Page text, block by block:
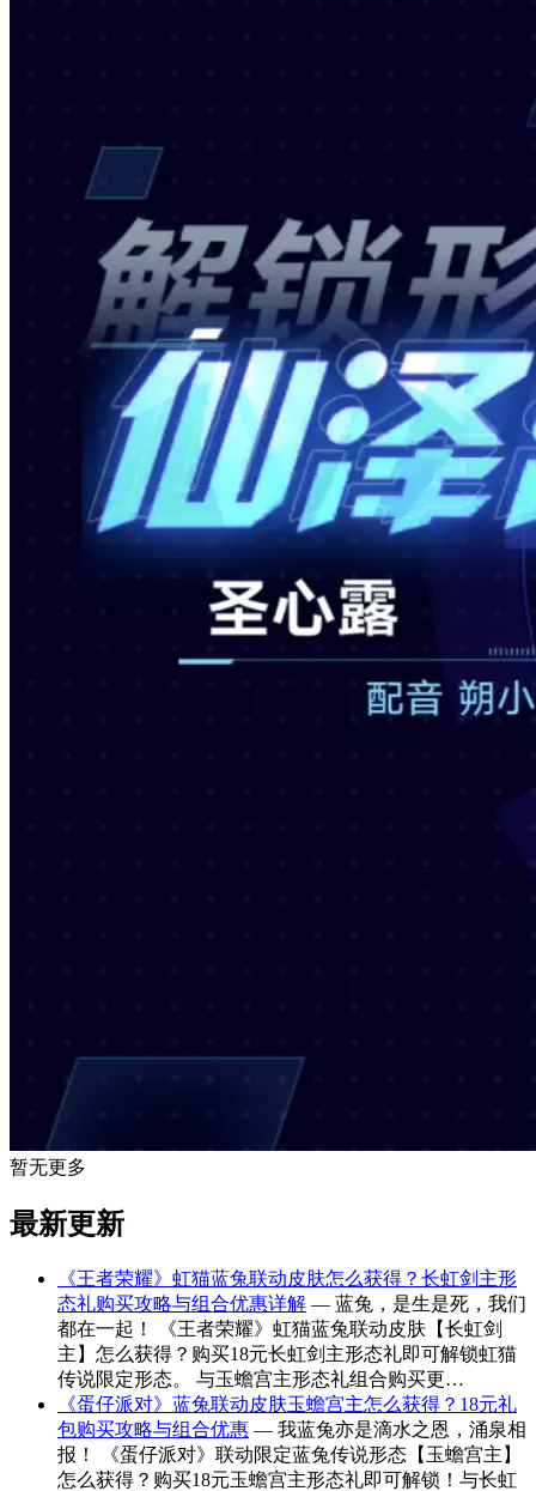
暂无更多
最新更新
《王者荣耀》虹猫蓝兔联动皮肤怎么获得？长虹剑主形
态礼购买攻略与组合优惠详解 — 蓝兔，是生是死，我们
都在一起！ 《王者荣耀》虹猫蓝兔联动皮肤【长虹剑
主】怎么获得？购买18元长虹剑主形态礼即可解锁虹猫
传说限定形态。 与玉蟾宫主形态礼组合购买更…
《蛋仔派对》蓝兔联动皮肤玉蟾宫主怎么获得？18元礼
包购买攻略与组合优惠 — 我蓝兔亦是滴水之恩，涌泉相
报！ 《蛋仔派对》联动限定蓝兔传说形态【玉蟾宫主】
怎么获得？购买18元玉蟾宫主形态礼即可解锁！与长虹